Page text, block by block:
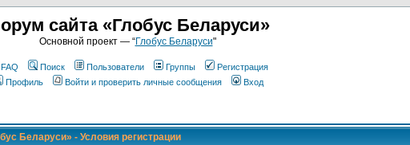
сайта «Глобус Беларуси»
Основной проект — “Глобус Беларуси"
FAQ Поиск Пользователи Группы
Регистрация
Профиль
Войти и проверить личные сообщения Вход
Беларуси» - Условия регистрации